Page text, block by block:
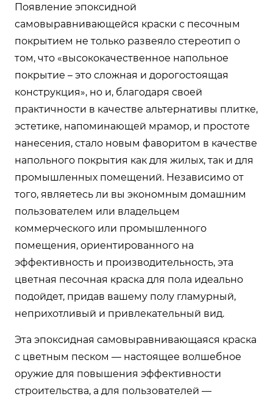
Появление эпоксидной
самовыравнивающейся краски с песочным
покрытием не только развеяло стереотип о
том, что «высококачественное напольное
покрытие – это сложная и дорогостоящая
конструкция», но и, благодаря своей
практичности в качестве альтернативы плитке,
эстетике, напоминающей мрамор, и простоте
нанесения, стало новым фаворитом в качестве
напольного покрытия как для жилых, так и для
промышленных помещений. Независимо от
того, являетесь ли вы экономным домашним
пользователем или владельцем
коммерческого или промышленного
помещения, ориентированного на
эффективность и производительность, эта
цветная песочная краска для пола идеально
подойдет, придав вашему полу гламурный,
неприхотливый и привлекательный вид.
Эта эпоксидная самовыравнивающаяся краска
с цветным песком — настоящее волшебное
оружие для повышения эффективности
строительства, а для пользователей —